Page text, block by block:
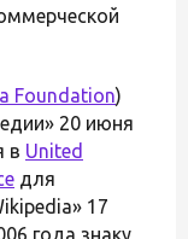
Foundation)
20 июня
в United
для
17
года знаку